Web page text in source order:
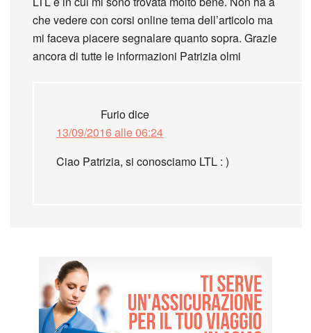
che vedere con corsi online tema dell’articolo ma
mi faceva piacere segnalare quanto sopra. Grazie
ancora di tutte le informazioni Patrizia olmi
Furiodice
13/09/2016 alle 06:24
Ciao Patrizia, si conosciamo LTL : )